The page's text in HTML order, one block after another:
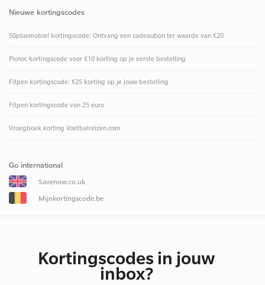
Nieuwe kortingscodes
50plusmobiel kortingscode: Ontvang een cadeaubon ter waarde van €20
Picnoc kortingscode voor €10 korting op je eerste bestelling
Fitpen kortingscode: €25 korting op je jouw bestelling
Fitpen kortingscode van 25 euro
Vroegboek korting Voetbalreizen.com
Go international
Savenow.co.uk
Mijnkortingscode.be
Kortingscodes in jouw
inbox?